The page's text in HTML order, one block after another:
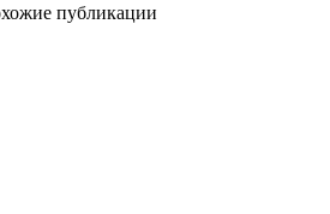
публикации